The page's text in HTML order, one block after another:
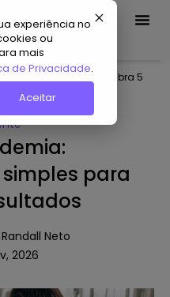
experiência no
ou
mais
de Privacidade.
Aceitar
Grátis
na academia: descubra 5
para
Randall Neto
2026